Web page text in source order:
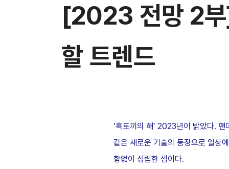
[2023 전망 2부
할 트렌드
‘흑토끼의 해’ 2023년이 밝았다. 팬
같은 새로운 기술의 등장으로 일상
함없이 성립한 셈이다.